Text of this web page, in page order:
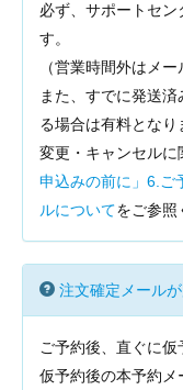
必ず、サポートセン
す。
（営業時間外はメ
また、すでに発送
る場合は有料となり
変更・キャンセル
申込みの前に」6.ご
ルについてをご参照
注文確定メール
ご予約後、直ぐに仮
仮予約後の本予約